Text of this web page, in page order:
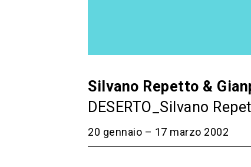
Silvano Repetto &
DESERTO_Silvano
20 gennaio – 17 marzo 2002